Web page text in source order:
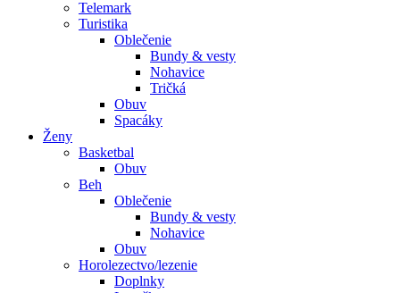
Telemark
Turistika
Oblečenie
Bundy & vesty
Nohavice
Tričká
Obuv
Spacáky
Ženy
Basketbal
Obuv
Beh
Oblečenie
Bundy & vesty
Nohavice
Obuv
Horolezectvo/lezenie
Doplnky